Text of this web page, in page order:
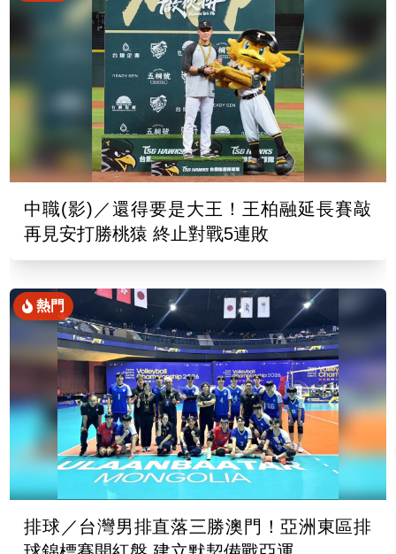
中職(影)／還得要是大王！王柏融延長賽敲
再見安打勝桃猿 終止對戰5連敗
熱門
排球／台灣男排直落三勝澳門！亞洲東區排